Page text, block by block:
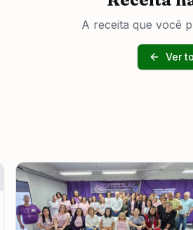
A receita que você
Ver